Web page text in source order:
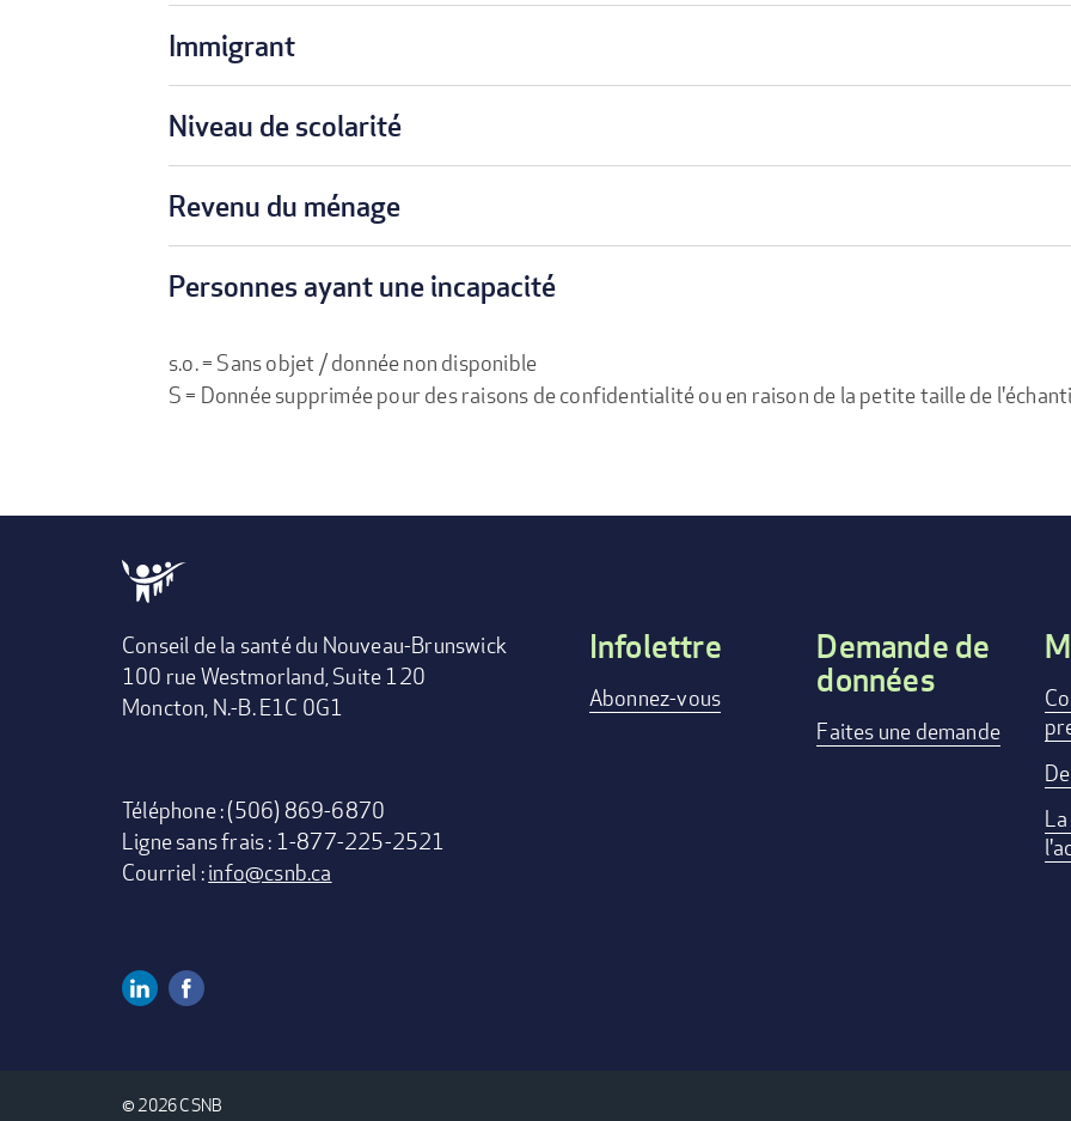
Immigrant
Niveau de scolarité
Revenu du ménage
Personnes ayant une incapacité
s.o. = Sans objet / donnée non disponible
S = Donnée supprimée pour des raisons de confidentialité ou en raison de la petite taille de
Conseil de la santé du Nouveau-Brunswick
100 rue Westmorland, Suite 120
Moncton, N.-B. E1C 0G1
Téléphone : (506) 869-6870
Ligne sans frais : 1-877-225-2521
Courriel :info@csnb.ca
Footer
Infolettre
Abonnez-vous
Demande de
données
Faites une demande
Media
Linkedin
© 2026 CSNB